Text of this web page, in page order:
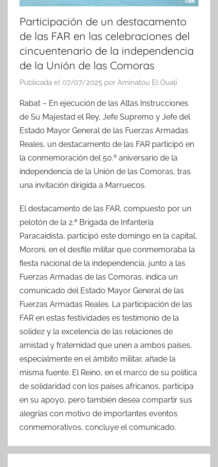
Participación de un destacamento
de las FAR en las celebraciones del
cincuentenario de la independencia
de la Unión de las Comoras
Publicada el 07/07/2025 por Aminatou El Ouali
Rabat – En ejecución de las Altas Instrucciones
de Su Majestad el Rey, Jefe Supremo y Jefe del
Estado Mayor General de las Fuerzas Armadas
Reales, un destacamento de las FAR participó en
la conmemoración del 50.º aniversario de la
independencia de la Unión de las Comoras, tras
una invitación dirigida a Marruecos.
El destacamento de las FAR, compuesto por un
pelotón de la 2.ª Brigada de Infantería
Paracaidista, participó este domingo en la capital,
Moroni, en el desfile militar que conmemoraba la
fiesta nacional de la independencia, junto a las
Fuerzas Armadas de las Comoras, indica un
comunicado del Estado Mayor General de las
Fuerzas Armadas Reales. La participación de las
FAR en estas festividades es testimonio de la
solidez y la excelencia de las relaciones de
amistad y fraternidad que unen a ambos países,
especialmente en el ámbito militar, añade la
misma fuente. El Reino, en el marco de su política
de solidaridad con los países africanos, participa
en su apoyo, pero también desea compartir sus
alegrías con motivo de importantes eventos
conmemorativos, concluye el comunicado.